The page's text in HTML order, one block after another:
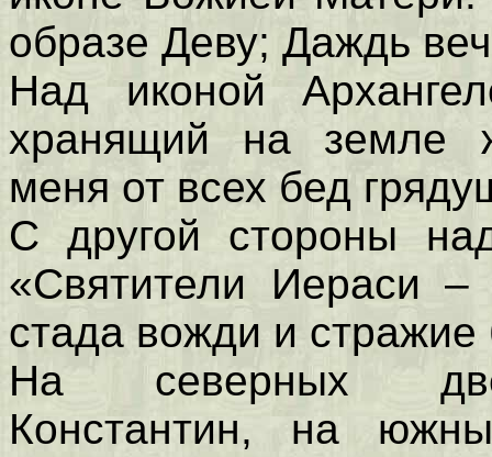
образе Деву; Даждь
Над иконой
хранящий на земле
меня от всех бед
С другой стороны
«Святители Иераси
стада вожди и стражие
На северных
Константин, на